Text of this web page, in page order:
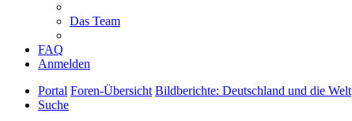
Das Team
FAQ
Anmelden
Portal Foren-Übersicht Bildberichte: Deutschland und die Welt
Suche